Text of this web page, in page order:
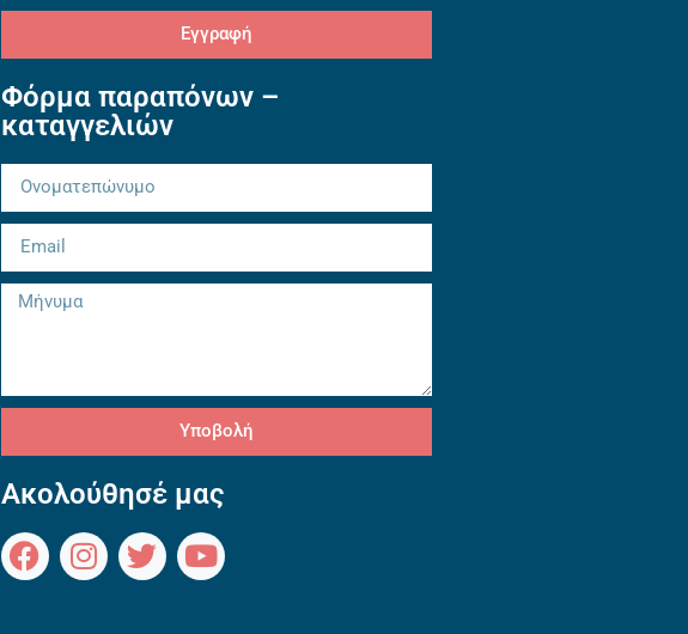
Εγγραφή
Φόρμα παραπόνων –
καταγγελιών
Υποβολή
Ακολούθησέ μας